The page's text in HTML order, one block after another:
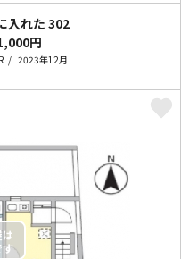
入れた 302
円
2023年12月